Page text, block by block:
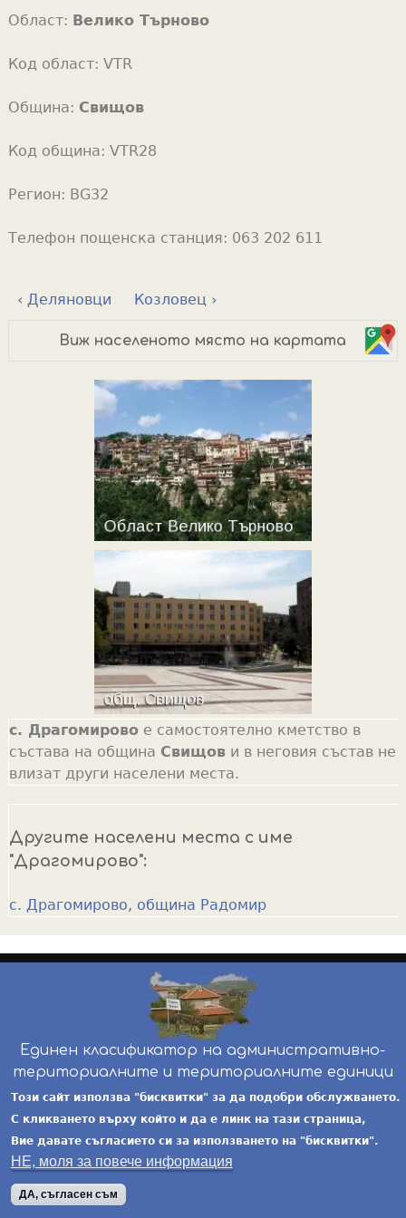
Област: Велико Търново
Код област: VTR
Община: Свищов
Код община: VTR28
Регион: BG32
Телефон пощенска станция: 063 202 611
‹ Деляновци Козловец ›
Виж населеното място на картата
с. Драгомировое самостоятелно кметство в
състава на община Свищови в неговия състав не
влизат други населени места.
Другите населени места с име
"Драгомирово":
с. Драгомирово, община Радомир
Единен класификатор на административно-
териториалните и териториалните единици
инж. Бойчо Добрев-ekatte.com-условия за
ползване
Този сайт използва "бисквитки" за да подобри обслужването.
С кликването върху който и да е линк на тази страница,
Вие давате съгласието си за използването на "бисквитки".
НЕ, моля за повече информация
ДА, съгласен съм